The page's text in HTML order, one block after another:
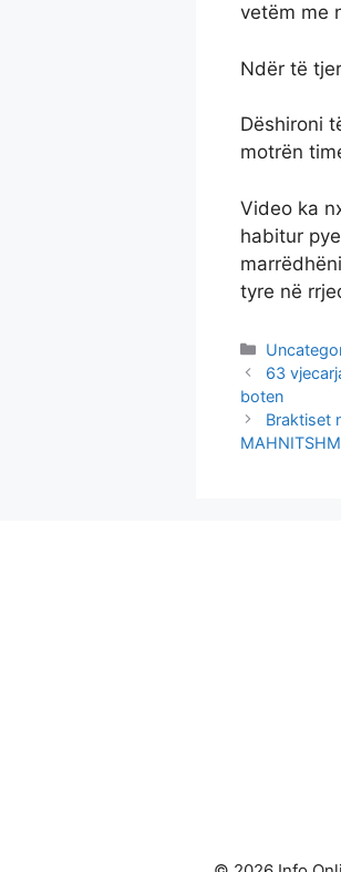
vetëm me
Ndër të
Dëshironi
motrën
Video ka
habitur
tyre në
63
boten
Braktiset